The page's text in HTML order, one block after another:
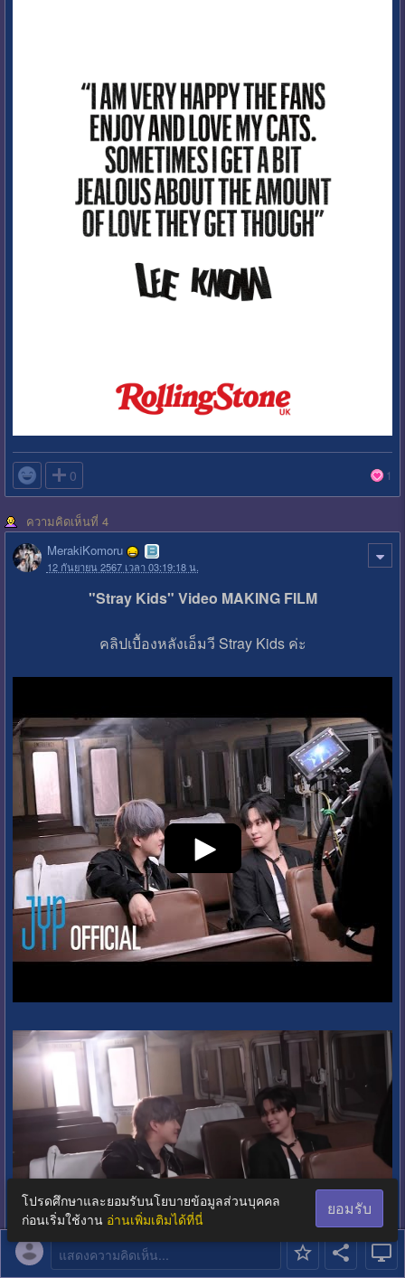
 0 1
ความคิดเห็นที่ 4
MerakiKomoru
12 กันยายน 2567 เวลา 03:19:18 น.
"Stray Kids" Video MAKING FILM
คลิปเบื้องหลังเอ็มวี Stray Kids ค่ะ
แสดงความคิดเห็น...
โปรดศึกษาและยอมรับนโยบายข้อมูลส่วนบุคคล
ก่อนเริ่มใช้งาน อ่านเพิ่มเติมได้ที่นี่
ยอมรับ